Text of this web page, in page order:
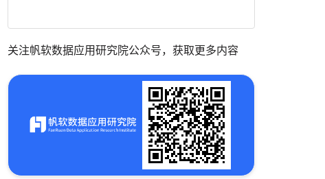
关注帆软数据应用研究院公众号，获取更多内容